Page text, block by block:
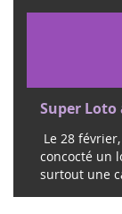
Super Loto
Le 28
concocté un
surtout une